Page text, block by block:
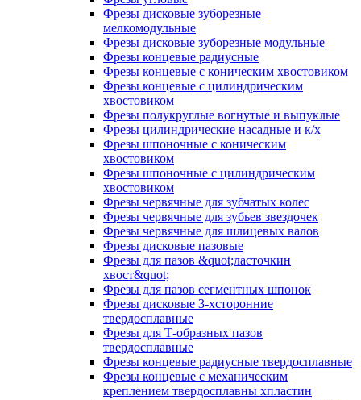
Фрезы дисковые зуборезные
мелкомодульные
Фрезы дисковые зуборезные модульные
Фрезы концевые радиусные
Фрезы концевые с коническим хвостовиком
Фрезы концевые с цилиндрическим
хвостовиком
Фрезы полукруглые вогнутые и выпуклые
Фрезы цилиндрические насадные и к/х
Фрезы шпоночные с коническим
хвостовиком
Фрезы шпоночные с цилиндрическим
хвостовиком
Фрезы червячные для зубчатых колес
Фрезы червячные для зубьев звездочек
Фрезы червячные для шлицевых валов
Фрезы дисковые пазовые
Фрезы для пазов &quot;ласточкин
хвост&quot;
Фрезы для пазов сегментных шпонок
Фрезы дисковые 3-хсторонние
твердосплавные
Фрезы для Т-образных пазов
твердосплавные
Фрезы концевые радиусные твердосплавные
Фрезы концевые с механическим
креплением твердосплавны хпластин